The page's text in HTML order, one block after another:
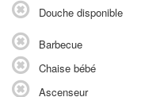
Douche disponible
Barbecue
Chaise bébé
Ascenseur